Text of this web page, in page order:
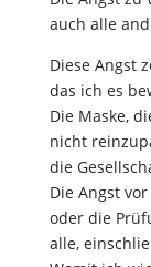
auch alle
Diese Angst
das ich es
Die Maske,
nicht
die
Die Angst
oder die
alle,